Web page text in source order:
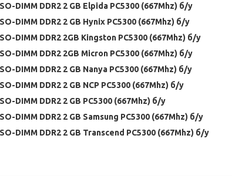
DIMM DDR2 2 GB Elpida PC5300 (667Mhz) б/у
DIMM DDR2 2 GB Hynix PC5300 (667Mhz) б/у
DIMM DDR2 2GB Kingston PC5300 (667Mhz) б/у
DIMM DDR2 2GB Micron PC5300 (667Mhz) б/у
DIMM DDR2 2 GB Nanya PC5300 (667Mhz) б/у
DIMM DDR2 2 GB NCP PC5300 (667Mhz) б/у
DIMM DDR2 2 GB PC5300 (667Mhz) б/у
DIMM DDR2 2 GB Samsung PC5300 (667Mhz) б/у
DIMM DDR2 2 GB Transcend PC5300 (667Mhz) б/у